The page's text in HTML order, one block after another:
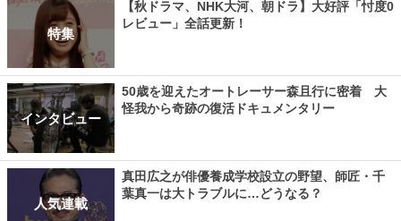
特集
【秋ドラマ、NHK大河、朝ドラ】大好評「忖度0
レビュー」全話更新！
インタビュー
50歳を迎えたオートレーサー森且行に密着 大
怪我から奇跡の復活ドキュメンタリー
人気連載
真田広之が俳優養成学校設立の野望、師匠・千
葉真一は大トラブルに…どうなる？